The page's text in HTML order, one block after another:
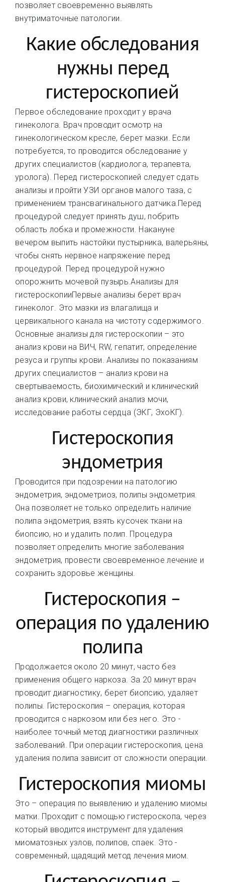
позволяет своевременно выявлять
внутриматочные патологии.
Какие обследования
нужны перед
гистероскопией
Первое обследование проходит у врача
гинеколога. Врач проводит осмотр на
гинекологическом кресле, берет мазки. Если
потребуется, то проводится обследование у
других специалистов (кардиолога, терапевта,
уролога). Перед гистероскопией следует сдать
анализы и пройти УЗИ органов малого таза, с
применением трансвагинального датчика.Перед
процедурой следует принять душ, побрить
область лобка и промежности. Накануне
вечером выпить настойки пустырника, валерьяны,
чтобы снять нервное напряжение перед
процедурой. Перед процедурой нужно
опорожнить мочевой пузырь.Анализы для
гистероскопииПервые анализы берет врач
гинеколог. Это мазки из влагалища и
цервикального канала на чистоту содержимого.
Основные анализы для гистероскопии – это
анализ крови на ВИЧ, RW, гепатит, определение
резуса и группы крови. Анализы по показаниям
других специалистов – анализ крови на
свертываемость, биохимический и клинический
анализ крови, клинический анализ мочи,
исследование работы сердца (ЭКГ, ЭхоКГ).
Гистероскопия
эндометрия
Проводится при подозрении на патологию
эндометрия, эндометриоз, полипы эндометрия.
Она позволяет не только определить наличие
полипа эндометрия, взять кусочек ткани на
биопсию, но и удалить полип. Процедура
позволяет определить многие заболевания
эндометрия, провести своевременное лечение и
сохранить здоровье женщины.
Гистероскопия –
операция по удалению
полипа
Продолжается около 20 минут, часто без
применения общего наркоза. За 20 минут врач
проводит диагностику, берет биопсию, удаляет
полипы. Гистероскопия – операция, которая
проводится с наркозом или без него. Это -
наиболее точный метод диагностики различных
заболеваний. При операции гистероскопия, цена
удаления полипа зависит от сложности операции.
Гистероскопия миомы
Это – операция по выявлению и удалению миомы
матки. Проходит с помощью гистероскопа, через
который вводится инструмент для удаления
миоматозных узлов, полипов, спаек. Это -
современный, щадящий метод лечения миом.